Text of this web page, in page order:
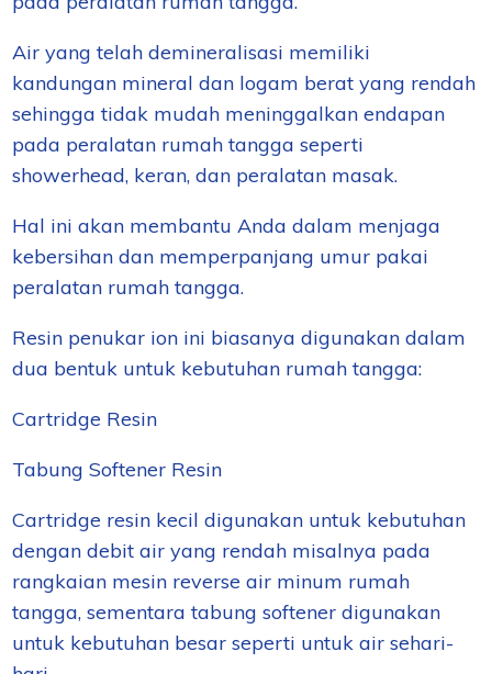
Air yang telah demineralisasi memiliki
kandungan mineral dan logam berat yang rendah
sehingga tidak mudah meninggalkan endapan
pada peralatan rumah tangga seperti
showerhead, keran, dan peralatan masak.
Hal ini akan membantu Anda dalam menjaga
kebersihan dan memperpanjang umur pakai
peralatan rumah tangga.
Resin penukar ion ini biasanya digunakan dalam
dua bentuk untuk kebutuhan rumah tangga:
Cartridge Resin
Tabung Softener Resin
Cartridge resin kecil digunakan untuk kebutuhan
dengan debit air yang rendah misalnya pada
rangkaian mesin reverse air minum rumah
tangga, sementara tabung softener digunakan
untuk kebutuhan besar seperti untuk air sehari-